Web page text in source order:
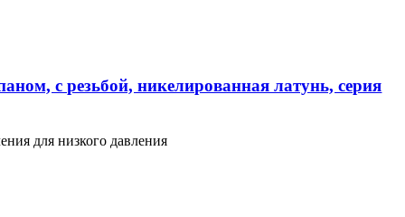
с резьбой, никелированная латунь, серия
для низкого давления